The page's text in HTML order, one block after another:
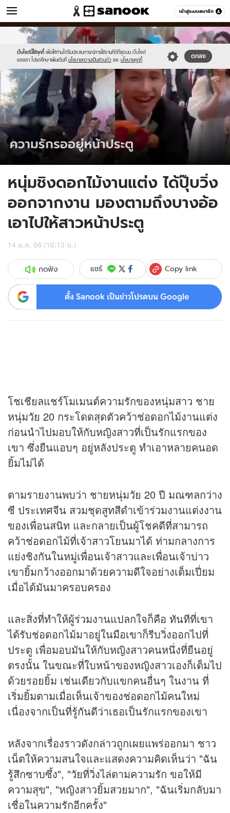
เข้าสู่ระบบสมาชิก
ข่าว หมวดอื่นๆ
เว็บไซต์นี้ใช้คุกกี้ เพื่อให้ท่านได้รับประสบการณ์การใช้งานที่ดีที่สุดบน เว็บไซต์
ของเรา โปรดศึกษาเพิ่มเติมที่ นโยบายความเป็นส่วนตัว และ นโยบายคุกกี้
ตกลง
Sanook
//s.isanook.com/sr/0/images/logo-
sanook.png
600
//s.isanook.com/ns/0/ud/1747/8739794/903253.jpg
หนุ่มชิงดอกไม้งานแต่ง ได้ปุ๊บวิ่ง
ออกจากงาน มองตามถึงบางอ้อ
เอาไปให้สาวหน้าประตู
14 ม.ค. 66 (16:13 น.)
กดฟัง แชร์ Copy link
ตั้ง Sanook เป็นข่าวโปรดบน Google
โชเชียลแชร์โมเมนต์ความรักของหนุ่มสาว ชาย
หนุ่มวัย 20 กระโดดสุดตัวคว้าช่อดอกไม้งานแต่ง
ก่อนนำไปมอบให้กับหญิงสาวที่เป็นรักแรกของ
เขา ซึ่งยืนแอบๆ อยู่หลังประตู ทำเอาหลายคนอด
ยิ้มไม่ได้
ตามรายงานพบว่า ชายหนุ่มวัย 20 ปี มณฑลกว่าง
ซี ประเทศจีน สวมชุดสูทสีดำเข้าร่วมงานแต่งงาน
ของเพื่อนสนิท และกลายเป็นผู้โชคดีที่สามารถ
คว้าช่อดอกไม้ที่เจ้าสาวโยนมาได้ ท่ามกลางการ
แย่งชิงกันในหมู่เพื่อนเจ้าสาวและเพื่อนเจ้าบ่าว
เขายิ้มกว้างออกมาด้วยความดีใจอย่างเต็มเปี่ยม
เมื่อได้มันมาครอบครอง
และสิ่งที่ทำให้ผู้ร่วมงานแปลกใจก็คือ ทันทีที่เขา
ได้รับช่อดอกไม้มาอยู่ในมือเขาก็รีบวิ่งออกไปที่
ประตู เพื่อมอบมันให้กับหญิงสาวคนหนึ่งที่ยืนอยู่
ตรงนั้น ในขณะที่ใบหน้าของหญิงสาวเองก็เต็มไป
ด้วยรอยยิ้ม เช่นเดียวกับแขกคนอื่นๆ ในงาน ที่
เริ่มยิ้มตามเมื่อเห็นเจ้าของช่อดอกไม้คนใหม่
เนื่องจากเป็นที่รู้กันดีว่าเธอเป็นรักแรกของเขา
หลังจากเรื่องราวดังกล่าวถูกเผยแพร่ออกมา ชาว
เน็ตให้ความสนใจและแสดงความคิดเห็นว่า "ฉัน
รู้สึกซาบซึ้ง", "วัยที่วิ่งไล่ตามความรัก ขอให้มี
ความสุข", "หญิงสาวยิ้มสวยมาก", "ฉันเริ่มกลับมา
เชื่อในความรักอีกครั้ง"